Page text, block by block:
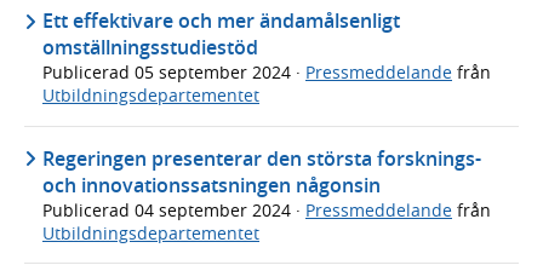
Ett effektivare och mer ändamålsenligt
omställningsstudiestöd
Publicerad 05 september 2024 · Pressmeddelande från
Utbildningsdepartementet
Regeringen presenterar den största forsknings-
och innovationssatsningen någonsin
Publicerad 04 september 2024 · Pressmeddelande från
Utbildningsdepartementet